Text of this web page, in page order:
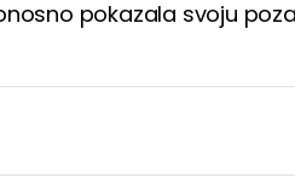
pokazala svoju